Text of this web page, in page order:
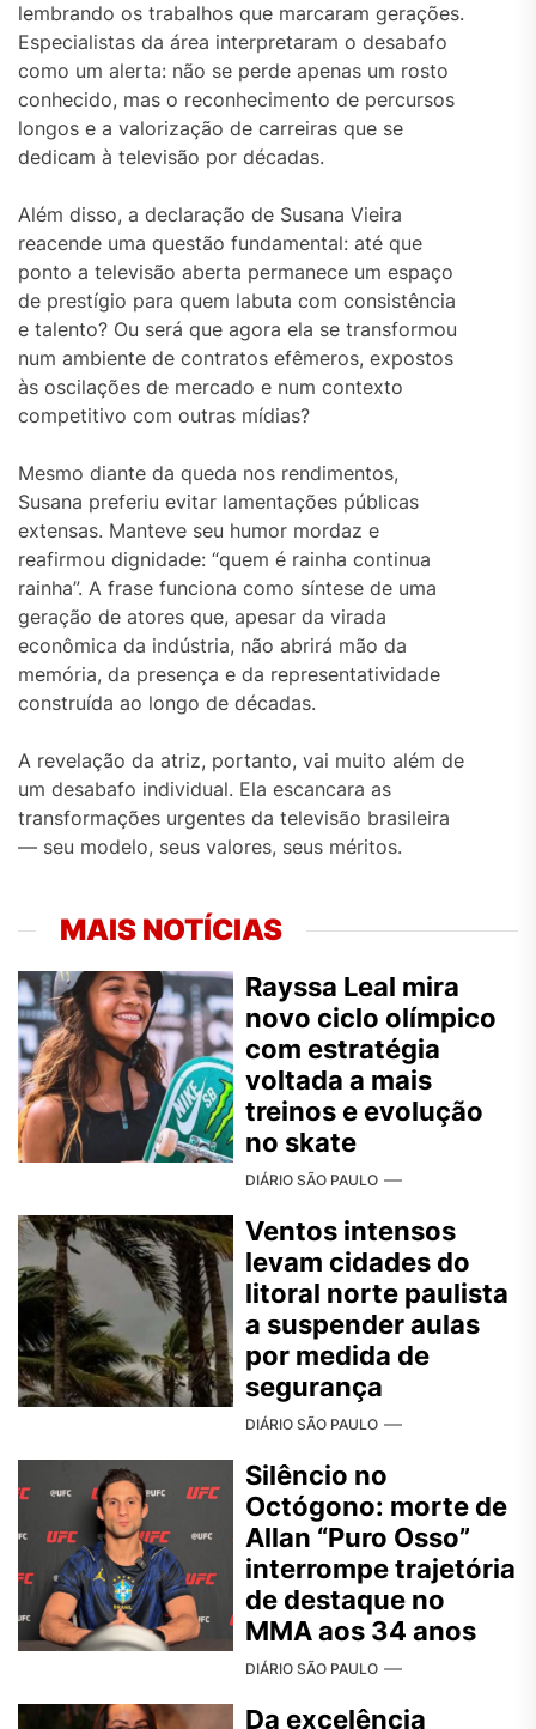
lembrando os trabalhos que marcaram gerações.
Especialistas da área interpretaram o desabafo
como um alerta: não se perde apenas um rosto
conhecido, mas o reconhecimento de percursos
longos e a valorização de carreiras que se
dedicam à televisão por décadas.
Além disso, a declaração de Susana Vieira
reacende uma questão fundamental: até que
ponto a televisão aberta permanece um espaço
de prestígio para quem labuta com consistência
e talento? Ou será que agora ela se transformou
num ambiente de contratos efêmeros, expostos
às oscilações de mercado e num contexto
competitivo com outras mídias?
Mesmo diante da queda nos rendimentos,
Susana preferiu evitar lamentações públicas
extensas. Manteve seu humor mordaz e
reafirmou dignidade: “quem é rainha continua
rainha”. A frase funciona como síntese de uma
geração de atores que, apesar da virada
econômica da indústria, não abrirá mão da
memória, da presença e da representatividade
construída ao longo de décadas.
A revelação da atriz, portanto, vai muito além de
um desabafo individual. Ela escancara as
transformações urgentes da televisão brasileira
— seu modelo, seus valores, seus méritos.
MAIS NOTÍCIAS
Rayssa Leal mira
novo ciclo olímpico
com estratégia
voltada a mais
treinos e evolução
no skate
DIÁRIO SÃO PAULO
Ventos intensos
levam cidades do
litoral norte paulista
a suspender aulas
por medida de
segurança
DIÁRIO SÃO PAULO
Silêncio no
Octógono: morte de
Allan “Puro Osso”
interrompe trajetória
de destaque no
MMA aos 34 anos
DIÁRIO SÃO PAULO
Da excelência